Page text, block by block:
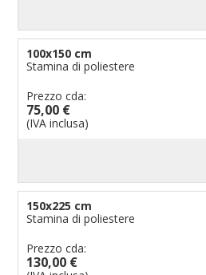
100x150 cm
Stamina di poliestere
Prezzo cda:
75,00 €
(IVA inclusa)
150x225 cm
Stamina di poliestere
Prezzo cda:
130,00 €